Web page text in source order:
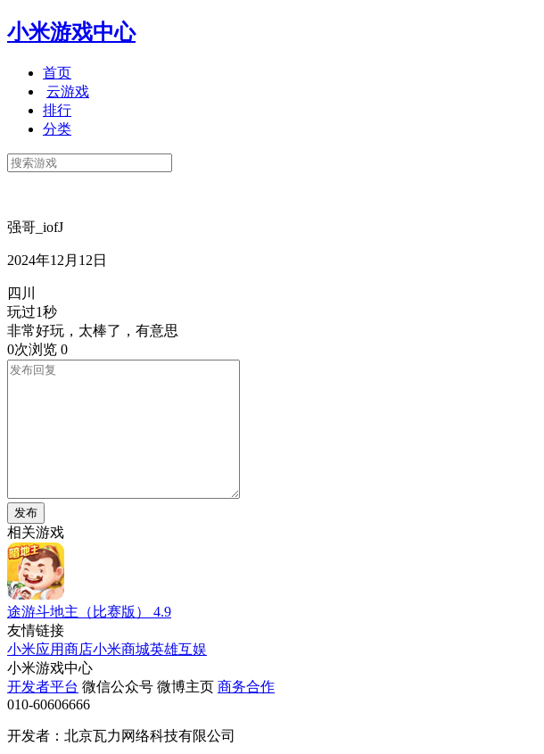
小米游戏中心
首页
云游戏
排行
分类
强哥_iofJ
2024年12月12日
四川
玩过1秒
非常好玩，太棒了，有意思
0次浏览 0
发布
相关游戏
途游斗地主（比赛版）
4.9
友情链接
小米应用商店小米商城英雄互娱
小米游戏中心
开发者平台 微信公众号 微博主页 商务合作
010-60606666
开发者：北京瓦力网络科技有限公司